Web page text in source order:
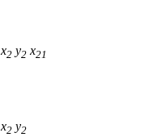
x2 y2 x21
x2 у2